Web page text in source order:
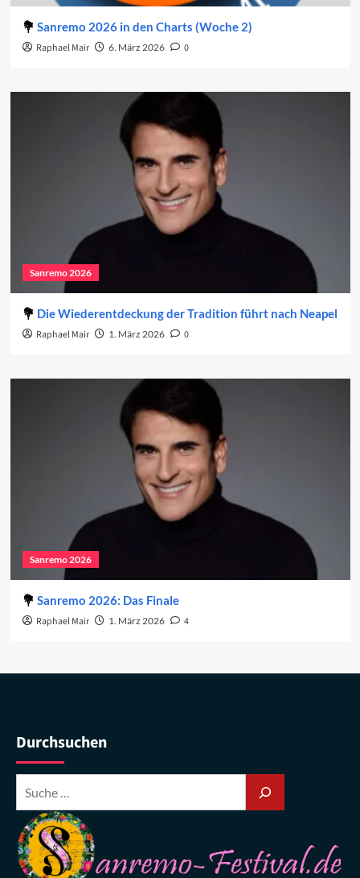
Sanremo 2026 in den Charts (Woche 2)
Raphael Mair 6. März 2026 0
Sanremo 2026
Die Wiederentdeckung der Tradition führt nach Neapel
Raphael Mair 1. März 2026 0
Sanremo 2026
Sanremo 2026: Das Finale
Raphael Mair 1. März 2026 4
Durchsuchen